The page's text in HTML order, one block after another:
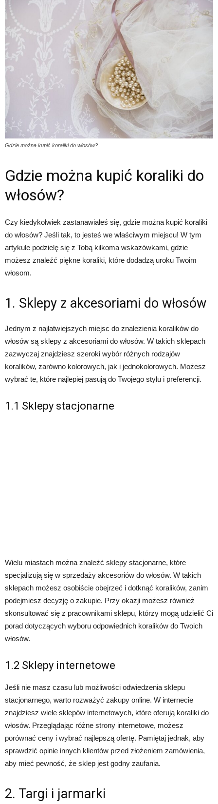
Gdzie można kupić koraliki do włosów?
Gdzie można kupić koraliki do
włosów?
Czy kiedykolwiek zastanawiałeś się, gdzie można kupić koraliki
do włosów? Jeśli tak, to jesteś we właściwym miejscu! W tym
artykule podzielę się z Tobą kilkoma wskazówkami, gdzie
możesz znaleźć piękne koraliki, które dodadzą uroku Twoim
włosom.
1. Sklepy z akcesoriami do włosów
Jednym z najłatwiejszych miejsc do znalezienia koralików do
włosów są sklepy z akcesoriami do włosów. W takich sklepach
zazwyczaj znajdziesz szeroki wybór różnych rodzajów
koralików, zarówno kolorowych, jak i jednokolorowych. Możesz
wybrać te, które najlepiej pasują do Twojego stylu i preferencji.
1.1 Sklepy stacjonarne
Wielu miastach można znaleźć sklepy stacjonarne, które
specjalizują się w sprzedaży akcesoriów do włosów. W takich
sklepach możesz osobiście obejrzeć i dotknąć koralików, zanim
podejmiesz decyzję o zakupie. Przy okazji możesz również
skonsultować się z pracownikami sklepu, którzy mogą udzielić Ci
porad dotyczących wyboru odpowiednich koralików do Twoich
włosów.
1.2 Sklepy internetowe
Jeśli nie masz czasu lub możliwości odwiedzenia sklepu
stacjonarnego, warto rozważyć zakupy online. W internecie
znajdziesz wiele sklepów internetowych, które oferują koraliki do
włosów. Przeglądając różne strony internetowe, możesz
porównać ceny i wybrać najlepszą ofertę. Pamiętaj jednak, aby
sprawdzić opinie innych klientów przed złożeniem zamówienia,
aby mieć pewność, że sklep jest godny zaufania.
2. Targi i jarmarki